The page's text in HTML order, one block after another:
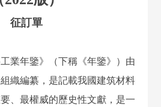
征訂單
工業年鑒》（下稱《年鑒》）由
織編纂，是記載我國建筑材料
、最權威的歷史性文獻，是一